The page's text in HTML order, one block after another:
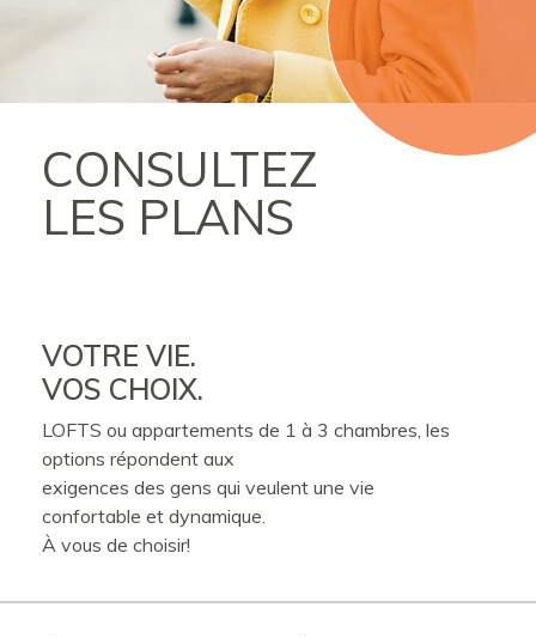
CONSULTEZ
LES PLANS
VOTRE VIE.
VOS CHOIX.
LOFTS ou appartements de 1 à 3 chambres, les
options répondent aux
exigences des gens qui veulent une vie
confortable et dynamique.
À vous de choisir!